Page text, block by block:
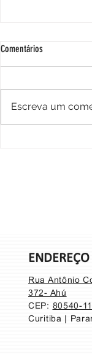
Prótese estética de
Comentários
Escreva um
ENDEREÇO
Rua Antônio
372- Ahú
CEP: 80540-
Curitiba |